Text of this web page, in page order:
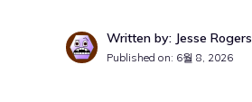
Written by: Jesse Rogers
Published on: 6월 8, 2026